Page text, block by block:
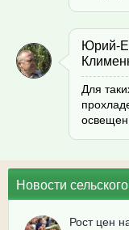
Юрий-
Для
Новости
Рост цен